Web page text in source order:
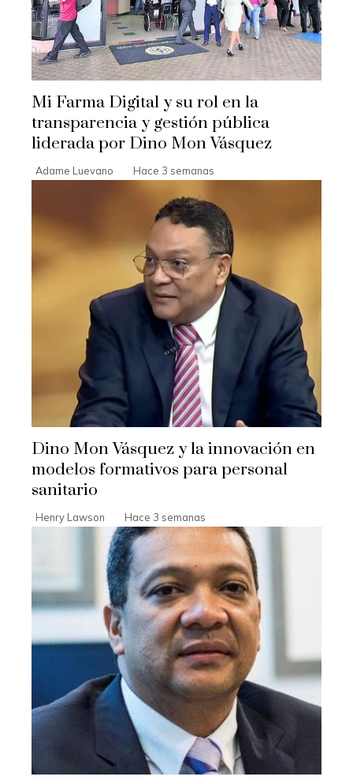
Mi Farma Digital y su rol en la
transparencia y gestión pública
liderada por Dino Mon Vásquez
Adame Luevano Hace 3 semanas
Dino Mon Vásquez y la innovación en
modelos formativos para personal
sanitario
Henry Lawson Hace 3 semanas